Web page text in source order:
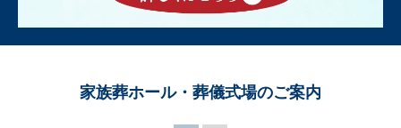
家族葬ホール・葬儀式場のご案内